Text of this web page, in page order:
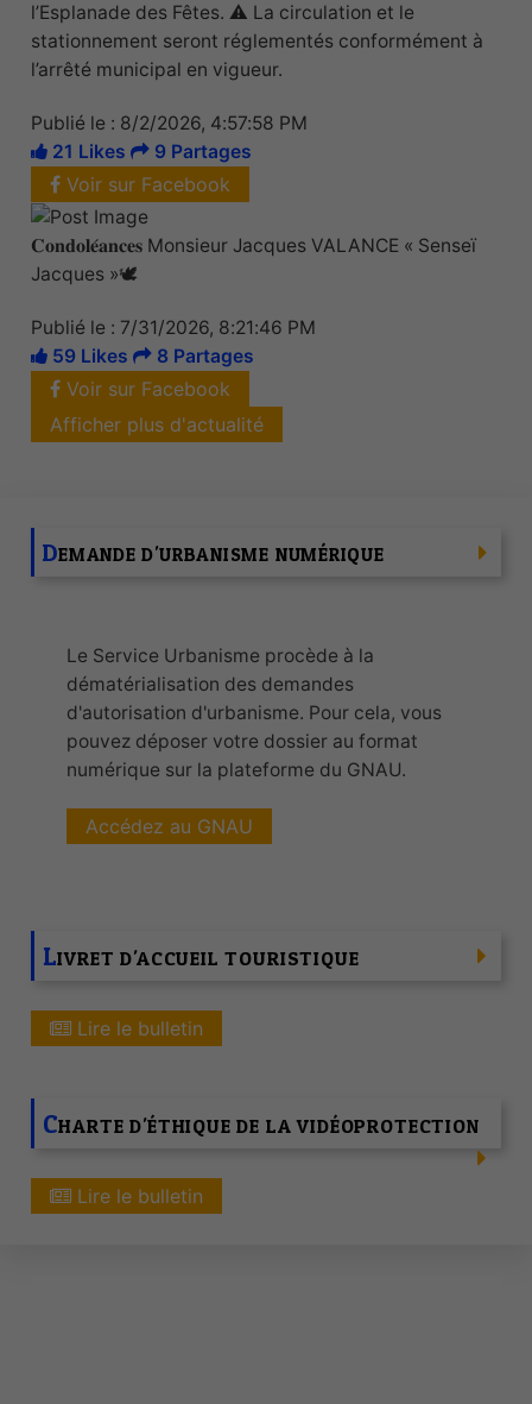
l’Esplanade des Fêtes. ⚠️ La circulation et le
stationnement seront réglementés conformément à
l’arrêté municipal en vigueur.
Publié le : 8/2/2026, 4:57:58 PM
21 Likes
9 Partages
Voir sur Facebook
𝐂𝐨𝐧𝐝𝐨𝐥𝐞́𝐚𝐧𝐜𝐞𝐬 Monsieur Jacques VALANCE « Senseï
Jacques »🕊️
Publié le : 7/31/2026, 8:21:46 PM
59 Likes
8 Partages
Voir sur Facebook
Afficher plus d'actualité
DEMANDE D'URBANISME NUMÉRIQUE
Le Service Urbanisme procède à la
dématérialisation des demandes
d'autorisation d'urbanisme. Pour cela, vous
pouvez déposer votre dossier au format
numérique sur la plateforme du GNAU.
Accédez au GNAU
LIVRET D'ACCUEIL TOURISTIQUE
Lire le bulletin
CHARTE D'ÉTHIQUE DE LA VIDÉOPROTECTION
Lire le bulletin